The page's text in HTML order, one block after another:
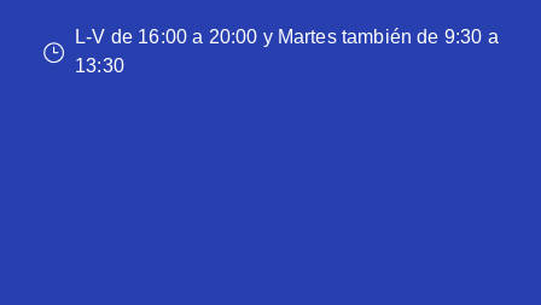
L-V de 16:00 a 20:00 y Martes también de 9:30 a
13:30